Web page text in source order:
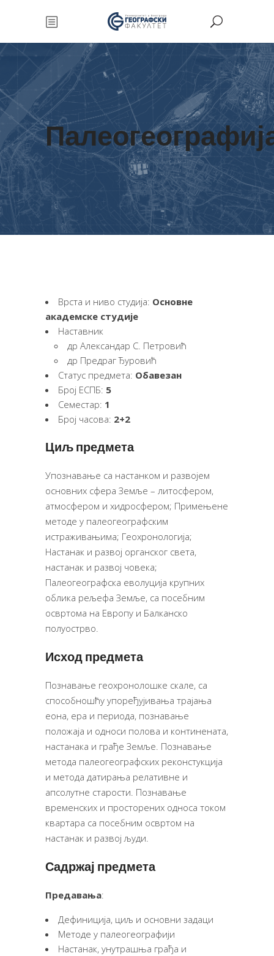
Врста и ниво студија: Основне
академске студије
Наставник
др Александар С. Петровић
др Предраг Ђуровић
Статус предмета: Обавезан
Број ЕСПБ: 5
Семестар: 1
Број часова: 2+2
Циљ предмета
Упознавање са настанком и развојем
основних сфера Земље – литосфером,
атмосфером и хидросфером; Примењене
методе у палеогеографским
истраживањима; Геохронологија;
Настанак и развој органског света,
настанак и развој човека;
Палеогеографска еволуција крупних
облика рељефа Земље, са посебним
освртома на Европу и Балканско
полуострво.
Исход предмета
Познавање геохронолошке скале, са
способношћу упоређујивања трајања
еона, ера и периода, познавање
положаја и односи полова и континената,
настанака и грађе Земље. Познавање
метода палеогеографских реконстукција
и метода датирања релативне и
апсолутне старости. Познавање
временских и просторених односа током
квартара са посебним освртом на
настанак и развој људи.
Садржај предмета
Предавања:
Дефиниција, циљ и основни задаци
Методе у палеогеографији
Настанак, унутрашња грађа и